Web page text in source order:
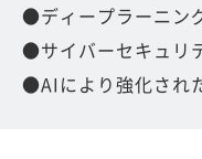
●ディープラーニン
●サイバーセキュリ
●AIにより強化され